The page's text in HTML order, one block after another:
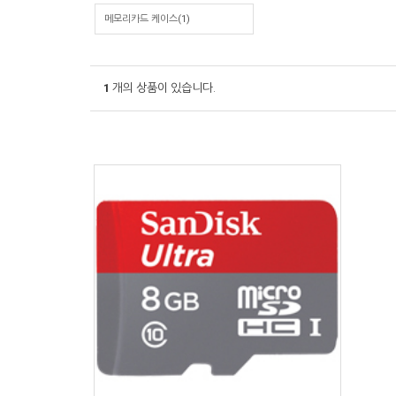
메모리카드 케이스(1)
1 개의 상품이 있습니다.